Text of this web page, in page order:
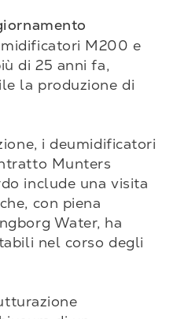
M200 e
di 25 anni fa,
la produzione di
i deumidificatori
Munters
include una visita
con piena
Water, ha
nel corso degli